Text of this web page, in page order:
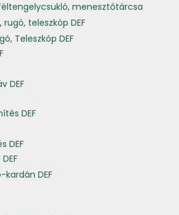
menesztőtárcsa
teleszkóp DEF
Teleszkóp DEF
DEF
DEF
DEF
DEF